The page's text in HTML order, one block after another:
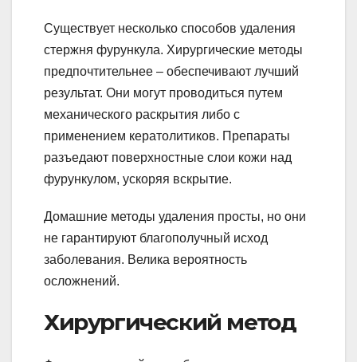
Существует несколько способов удаления
стержня фурункула. Хирургические методы
предпочтительнее – обеспечивают лучший
результат. Они могут проводиться путем
механического раскрытия либо с
применением кератолитиков. Препараты
разъедают поверхностные слои кожи над
фурункулом, ускоряя вскрытие.
Домашние методы удаления просты, но они
не гарантируют благополучный исход
заболевания. Велика вероятность
осложнений.
Хирургический метод